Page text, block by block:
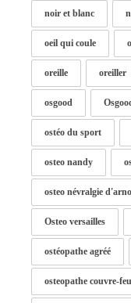
noir et blanc
oeil qui coule
oreille oreiller
osgood
ostéo du sport
osteo nandy
osteo névralgie
Osteo versailles
ostéopathe agréé
osteopathe couvre-feu